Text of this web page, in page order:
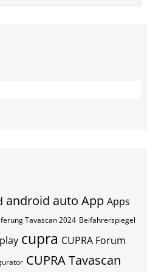
android auto App Apps
Tavascan 2024 Beifahrerspiegel
cupra CUPRA Forum
CUPRA Tavascan